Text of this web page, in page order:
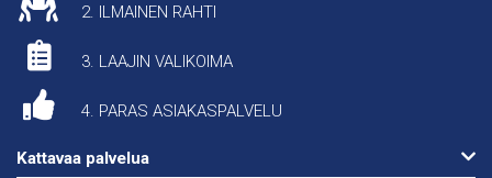
2. ILMAINEN RAHTI
3. LAAJIN VALIKOIMA
4. PARAS ASIAKASPALVELU
Kattavaa palvelua